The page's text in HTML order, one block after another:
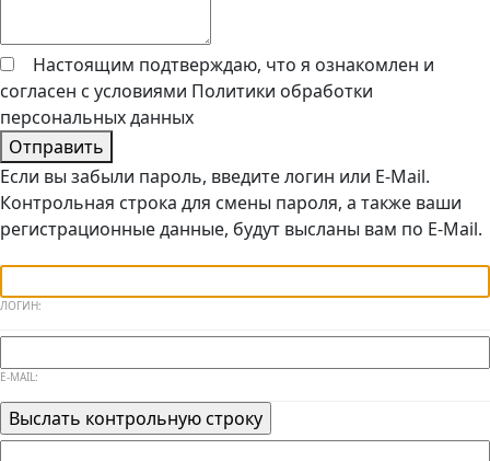
Настоящим подтверждаю, что я ознакомлен и
согласен с условиями Политики обработки
персональных данных
Отправить
Если вы забыли пароль, введите логин или E-Mail.
Контрольная строка для смены пароля, а также ваши
регистрационные данные, будут высланы вам по E-Mail.
ЛОГИН:
E-MAIL: